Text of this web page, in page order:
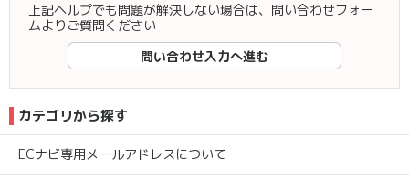
上記ヘルプでも問題が解決しない場合は、問い合わせフォー
ムよりご質問ください
問い合わせ入力へ進む
カテゴリから探す
ECナビ専用メールアドレスについて